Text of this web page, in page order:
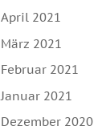
April 2021
März 2021
Februar 2021
Januar 2021
Dezember 2020